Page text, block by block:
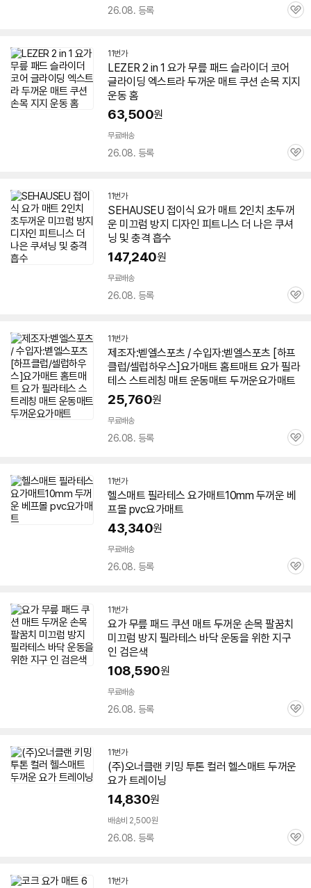
26.08. 등록
관
11번가
LEZER 2 in 1 요가무릎 패드 슬라이더 코어
글라이딩 엑스트라두꺼운 매트 쿠션 손목 지지
운동 홈
63,500원
무료배송
26.08. 등록
관
11번가
SEHAUSEU 접이식 요가 매트 2인치 초두꺼
운 미끄럼 방지 디자인 피트니스 더 나은 쿠셔
닝 및 충격 흡수
147,240원
무료배송
26.08. 등록
관
11번가
제조자:벧엘스포츠 / 수입자:벧엘스포츠 [하프
클럽/셀럽하우스]요가매트 홈트매트 요가필라
테스 스트레칭 매트 운동매트 두꺼운요가매트
25,760원
무료배송
26.08. 등록
관
11번가
헬스매트 필라테스 요가매트10mm 두꺼운 베
프몰 pvc요가매트
43,340원
무료배송
26.08. 등록
관
11번가
요가무릎 패드 쿠션 매트 두꺼운 손목 팔꿈치
미끄럼 방지 필라테스 바닥 운동을 위한 지구
인 검은색
108,590원
무료배송
26.08. 등록
관
11번가
(주)오너클랜 키밍 투톤 컬러 헬스매트 두꺼운
요가트레이닝
14,830원
배송비 2,500원
26.08. 등록
관
11번가